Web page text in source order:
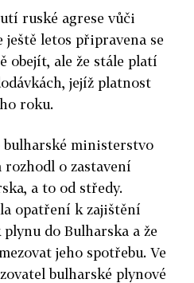
ruské agrese vůči
ještě letos připravena se
obejít, ale že stále platí
jejíž platnost
roku.
bulharské ministerstvo
rozhodl o zastavení
a to od středy.
opatření k zajištění
do Bulharska a že
jeho spotřebu. Ve
bulharské plynové